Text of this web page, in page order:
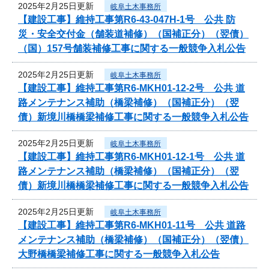
2025年2月25日更新 岐阜土木事務所
【建設工事】維持工事第R6-43-047H-1号 公共 防
災・安全交付金（舗装道補修）（国補正分）（翌債）
（国）157号舗装補修工事に関する一般競争入札公告
2025年2月25日更新 岐阜土木事務所
【建設工事】維持工事第R6-MKH01-12-2号 公共 道
路メンテナンス補助（橋梁補修）（国補正分）（翌
債）新境川橋橋梁補修工事に関する一般競争入札公告
2025年2月25日更新 岐阜土木事務所
【建設工事】維持工事第R6-MKH01-12-1号 公共 道
路メンテナンス補助（橋梁補修）（国補正分）（翌
債）新境川橋橋梁補修工事に関する一般競争入札公告
2025年2月25日更新 岐阜土木事務所
【建設工事】維持工事第R6-MKH01-11号 公共 道路
メンテナンス補助（橋梁補修）（国補正分）（翌債）
大野橋橋梁補修工事に関する一般競争入札公告